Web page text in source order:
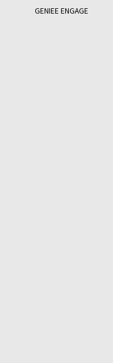
GENIEE ENGAGE